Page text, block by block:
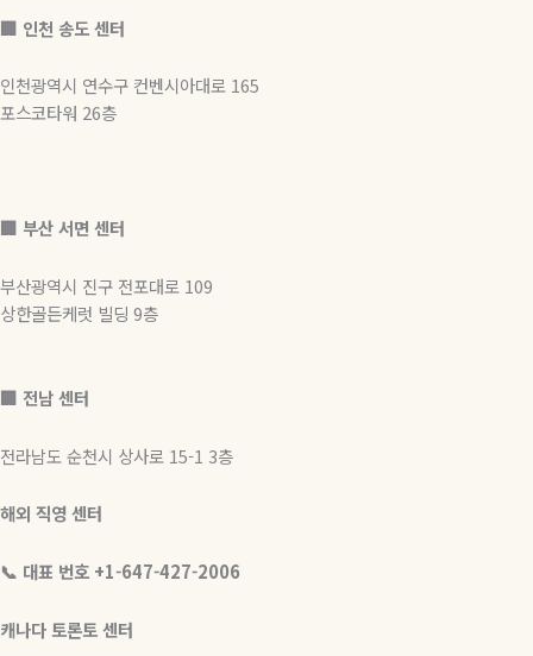
🏢 인천 송도 센터
인천광역시 연수구 컨벤시아대로 165
포스코타워 26층
🏢 부산 서면 센터
부산광역시 진구 전포대로 109
상한골든케럿 빌딩 9층
🏢 전남 센터
전라남도 순천시 상사로 15-1 3층
해외 직영 센터
📞 대표 번호 +1-647-427-2006
캐나다 토론토 센터